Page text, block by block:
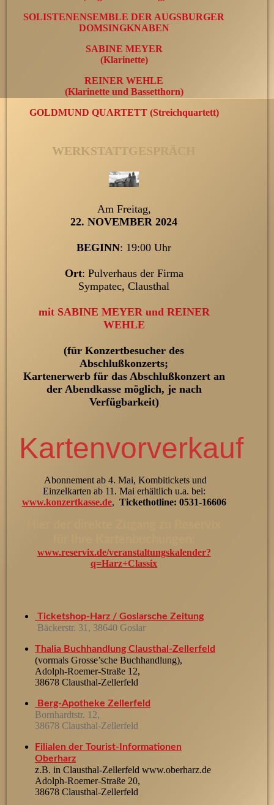
SOLISTENENSEMBLE DER AUGSBURGER
DOMSINGKNABEN
SABINE MEYER
(Klarinette)
REINER WEHLE
(Klarinette und Bassetthorn)
GOLDMUND QUARTETT (Streichquartett)
WERKSTATTGESPRÄCH
Am Freitag,
22. NOVEMBER 2024
BEGINN: 19:00 Uhr
Ort: Pulverhaus der Firma
Sympatec, Clausthal
mit SABINE MEYER und REINER
WEHLE
(für Konzertbesucher des
Abschlußkonzerts;
Kartenerwerb für das Abschlußkonzert an
der Abendkasse möglich, je nach
Verfügbarkeit)
Kartenvorverkauf
Abonnement ab 4. Mai, Kombitickets und
Einzelkarten ab 11. Mai erhältlich u.a. bei:
www.konzertkasse.de, Tickethotline: 0531-16606
www.reservix.de/veranstaltungskalender?
q=Harz+Classix
Ticketshop-Harz / Goslarsche Zeitung
Bäckerstr. 31, 38640 Goslar
Thalia Buchhandlung Clausthal-Zellerfeld
(vormals Grosse’sche Buchhandlung),
Adolph-Roemer-Straße 12,
38678 Clausthal-Zellerfeld
Berg-Apotheke Zellerfeld
Bornhardtstr. 12,
38678 Clausthal-Zellerfeld
Filialen der Tourist-Informationen
Oberharz
z.B. in Clausthal-Zellerfeld www.oberharz.de
Adolph-Roemer-Straße 20,
38678 Clausthal-Zellerfeld